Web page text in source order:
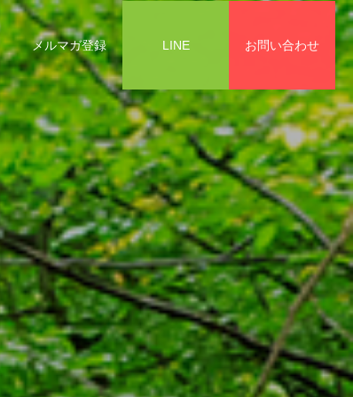
メルマガ登録 LINE お問い合わせ